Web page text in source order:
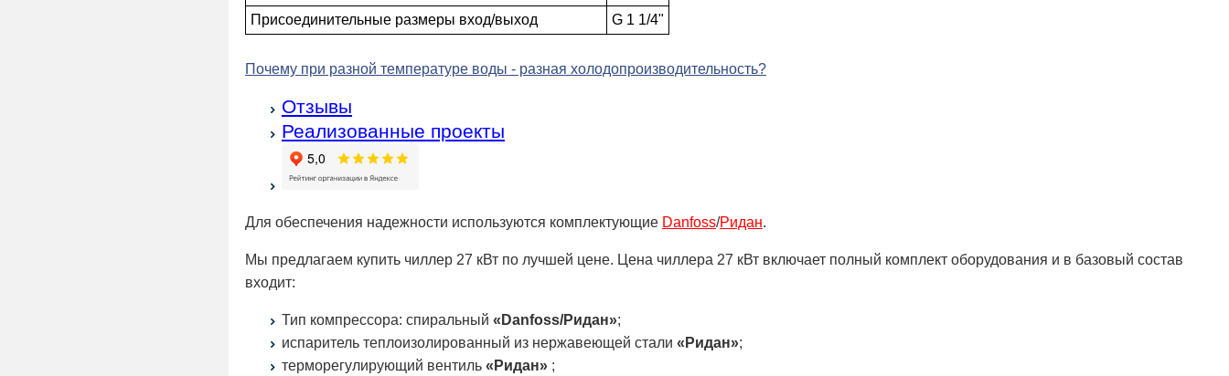
Присоединительные размеры вход/выход
G 1 1/4"
Почему при разной температуре воды - разная холодо­производительность?
Отзывы
Реализованные проекты
Для обеспечения надежности используются комплектующие Danfoss/Ридан.
Мы предлагаем купить чиллер 27 кВт по лучшей цене. Цена чиллера 27 кВт включает полный комплект оборудования и в базовый состав
входит:
Тип компрессора: спиральный «Danfoss/Ридан»;
испаритель теплоизолированный из нержавеющей стали «Ридан»;
терморегулирующий вентиль «Ридан» ;